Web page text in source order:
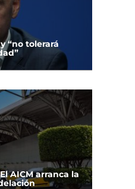
“no tolerará
AICM arranca la